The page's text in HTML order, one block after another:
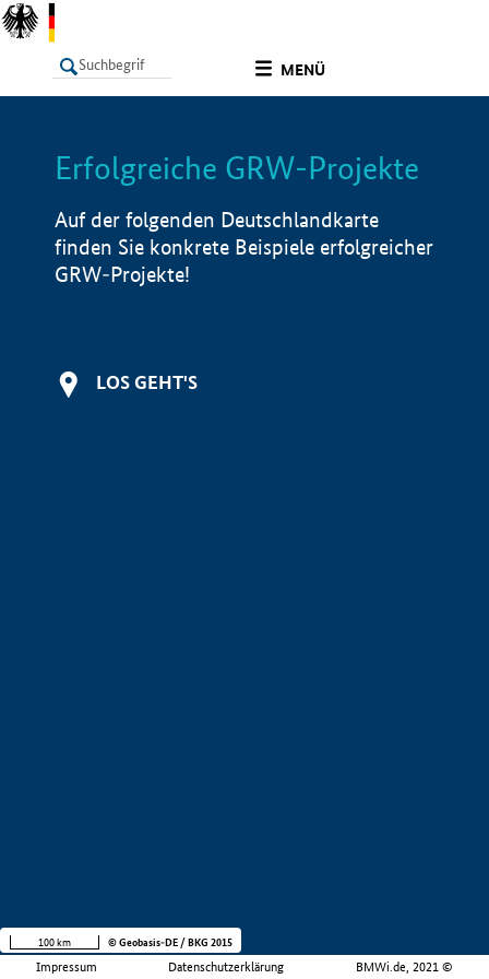
MENÜ
LISTE Info
Erfolgreiche GRW-Projekte
Auf der folgenden Deutschlandkarte
finden Sie konkrete Beispiele erfolgreicher
GRW-Projekte!
LOS GEHT'S
Impressum Datenschutzerklärung BMWi.de, 2021 ©
100 km © Geobasis-DE / BKG 2015